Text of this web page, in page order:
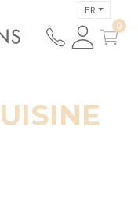
FR